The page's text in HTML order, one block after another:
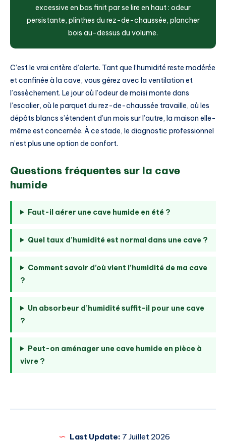
excessive en bas finit par se lire en haut : odeur
persistante, plinthes du rez-de-chaussée, plancher
bois au-dessus du volume.
C’est le vrai critère d’alerte. Tant que l’humidité reste modérée
et confinée à la cave, vous gérez avec la ventilation et
l’assèchement. Le jour où l’odeur de moisi monte dans
l’escalier, où le parquet du rez-de-chaussée travaille, où les
dépôts blancs s’étendent d’un mois sur l’autre, la maison elle-
même est concernée. À ce stade, le diagnostic professionnel
n’est plus une option de confort.
Questions fréquentes sur la cave
humide
Faut-il aérer une cave humide en été ?
Quel taux d’humidité est normal dans une cave ?
Comment savoir d’où vient l’humidité de ma cave
?
Un absorbeur d’humidité suffit-il pour une cave
?
Peut-on aménager une cave humide en pièce à
vivre ?
Last Update: 7 Juillet 2026